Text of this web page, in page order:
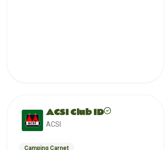
ACSI Club ID
ACSI
Camping Carnet